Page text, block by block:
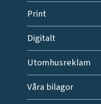
Print
Digitalt
Utomhusreklam
Våra bilagor